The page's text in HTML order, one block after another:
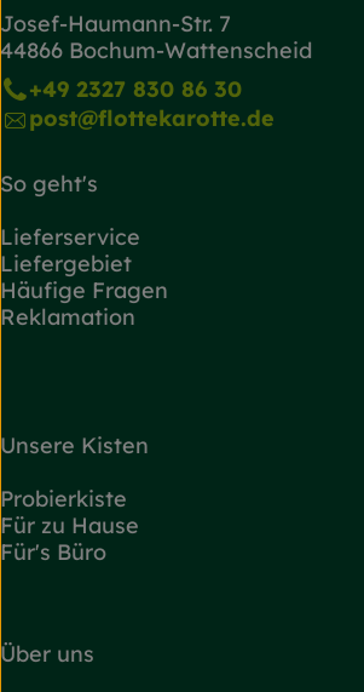
Josef-Haumann-Str. 7
44866 Bochum-Wattenscheid
+49 2327 830 86 30
post@flottekarotte.de
So geht's
Lieferservice
Liefergebiet
Häufige Fragen
Reklamation
Unsere Kisten
Probierkiste
Für zu Hause
Für's Büro
Über uns